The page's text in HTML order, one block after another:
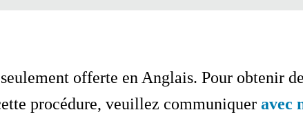
offerte en Anglais. Pour obtenir
procédure, veuillez communiquer avec